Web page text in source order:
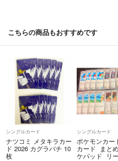
●個人の不用品でのやり取りになりま
●受け取り評価は動作確認をした上
後の返品や返金などの対応は致しか
最後までお読みいただきありがとう
こちらの商品もおすすめです
シングルカード
ナツコミ メタキラカー
ド 2026 カグラバチ 10
枚
シングルカード
ポケモンカ
カード まと
ケパッド リ